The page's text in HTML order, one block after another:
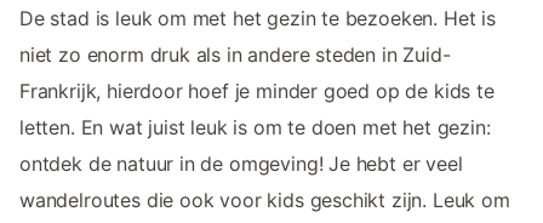
De stad is leuk om met het gezin te bezoeken. Het is
niet zo enorm druk als in andere steden in Zuid-
Frankrijk, hierdoor hoef je minder goed op de kids te
letten. En wat juist leuk is om te doen met het gezin:
ontdek de natuur in de omgeving! Je hebt er veel
wandelroutes die ook voor kids geschikt zijn. Leuk om